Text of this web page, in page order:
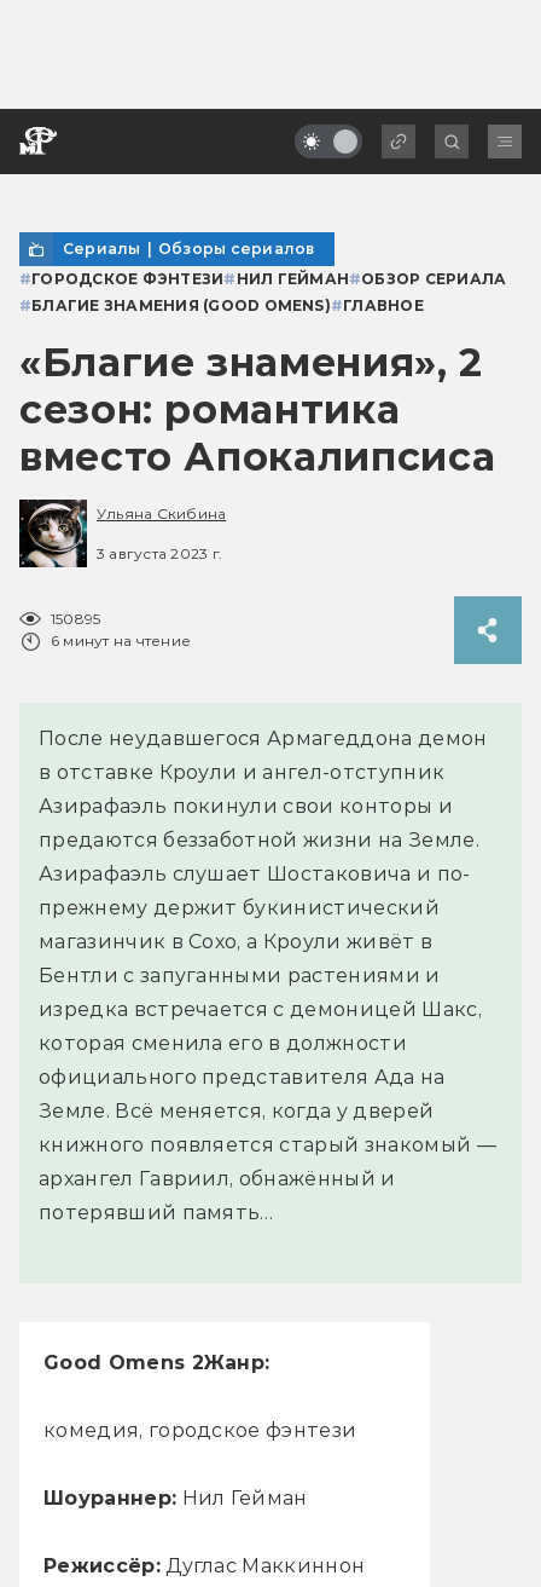
Сериалы | Обзоры сериалов
#ГОРОДСКОЕ ФЭНТЕЗИ# НИЛ ГЕЙМАН#ОБЗОР СЕРИАЛА
#БЛАГИЕ ЗНАМЕНИЯ (GOOD OMENS)#ГЛАВНОЕ
«Благие знамения», 2
сезон: романтика
вместо Апокалипсиса
Ульяна Скибина
3 августа 2023 г.
150895
6 минут на чтение
После неудавшегося Армагеддона демон
в отставке Кроули и ангел-отступник
Азирафаэль покинули свои конторы и
предаются беззаботной жизни на Земле.
Азирафаэль слушает Шостаковича и по-
прежнему держит букинистический
магазинчик в Сохо, а Кроули живёт в
Бентли с запуганными растениями и
изредка встречается с демоницей Шакс,
которая сменила его в должности
официального представителя Ада на
Земле. Всё меняется, когда у дверей
книжного появляется старый знакомый —
архангел Гавриил, обнажённый и
потерявший память…
Good Omens 2Жанр:
комедия, городское фэнтези
Шоураннер: Нил Гейман
Режиссёр:Дуглас Маккиннон